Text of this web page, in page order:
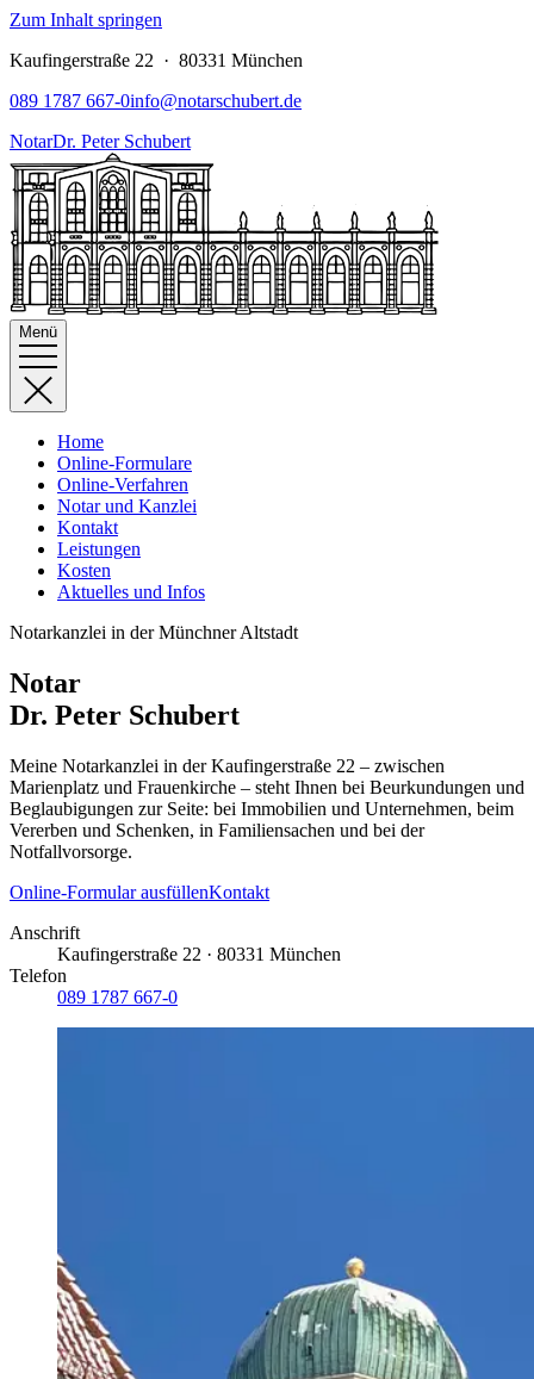
Zum Inhalt springen
Kaufingerstraße 22 · 80331 München
089 1787 667-0info@notarschubert.de
NotarDr. Peter Schubert
Menü
Home
Online-Formulare
Online-Verfahren
Notar und Kanzlei
Kontakt
Leistungen
Kosten
Aktuelles und Infos
Notarkanzlei in der Münchner Altstadt
Notar
Dr. Peter Schubert
Meine Notarkanzlei in der Kaufingerstraße 22 – zwischen
Marienplatz und Frauenkirche – steht Ihnen bei Beurkundungen und
Beglaubigungen zur Seite: bei Immobilien und Unternehmen, beim
Vererben und Schenken, in Familiensachen und bei der
Notfallvorsorge.
Online-Formular ausfüllenKontakt
Anschrift
Kaufingerstraße 22 · 80331 München
Telefon
089 1787 667-0